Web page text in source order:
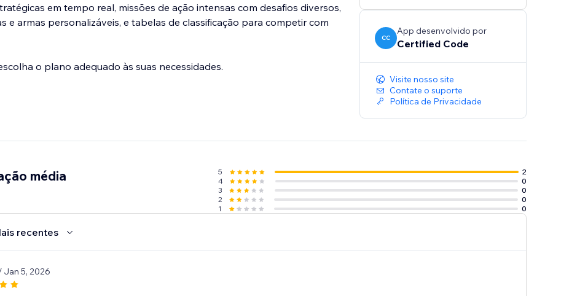
em tempo real, missões de ação intensas com desafios diversos,
e armas personalizáveis, e tabelas de classificação para competir com
o plano adequado às suas necessidades.
CC
App desenvolvido por
Certified Code
Visite nosso site
Contate o suporte
Política de Privacidade
média 5
2
4
0
3
0
2
0
1
0
recentes
Jan 5, 2026